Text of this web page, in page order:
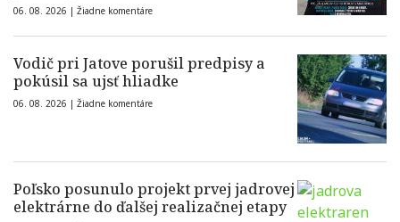
06. 08. 2026 | Žiadne komentáre
Vodič pri Jatove porušil predpisy a
pokúsil sa ujsť hliadke
06. 08. 2026 | Žiadne komentáre
Poľsko posunulo projekt prvej jadrovej
elektrárne do ďalšej realizačnej etapy